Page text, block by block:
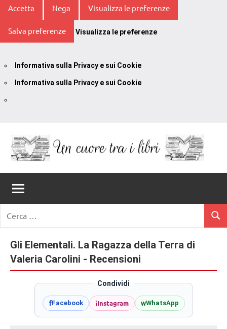
Accetta Nega Visualizza le preferenze
Salva preferenze Visualizza le preferenze
Informativa sulla Privacy e sui Cookie
Informativa sulla Privacy e sui Cookie
contenuto
Un
Cuore
Tra
I
Libri
romanzi
romance
e
non
solo.
Recensioni,
per:
Gli Elementali. La Ragazza della Terra di
Valeria Carolini - Recensioni
Condividi
fFacebook iInstagram wWhatsApp